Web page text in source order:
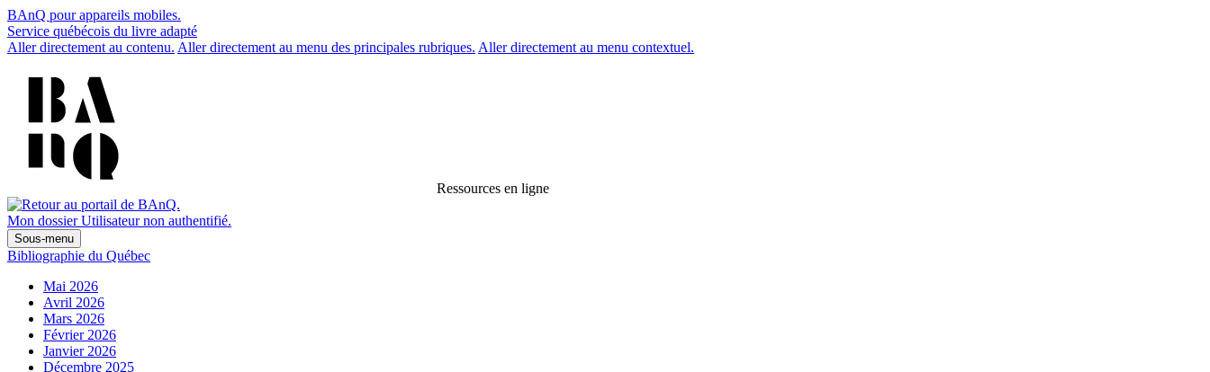
BAnQ pour appareils mobiles.
Service québécois du livre adapté
Aller directement au contenu. Aller directement au menu des principales rubriques. Aller directement au menu contextuel.
Ressources en ligne
Mon dossier Utilisateur non authentifié.
Sous-menu
Bibliographie du Québec
Mai 2026
Avril 2026
Mars 2026
Février 2026
Janvier 2026
Décembre 2025